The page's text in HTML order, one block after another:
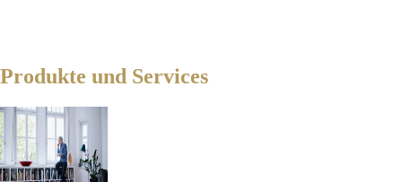
Produkte und Services